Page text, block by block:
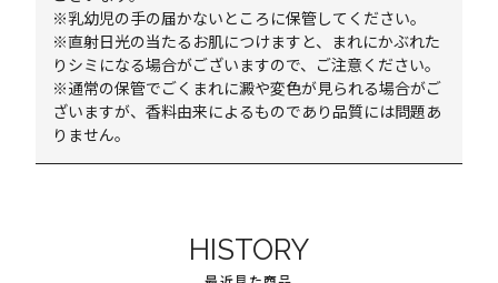
※乳幼児の手の届かないところに保管してください。
※直射日光の当たるお肌につけますと、まれにかぶれた
りシミになる場合がございますので、ご注意ください。
※通常の保管でごくまれに澱や変色が見られる場合がご
ざいますが、香料由来によるものであり品質には問題あ
りません。
HISTORY